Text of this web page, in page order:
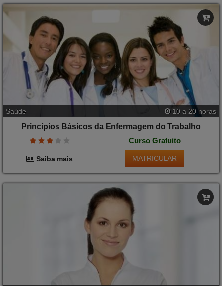
Saúde 10 a 20 horas
Princípios Básicos da Enfermagem do Trabalho
Curso Gratuito
Saiba mais MATRICULAR